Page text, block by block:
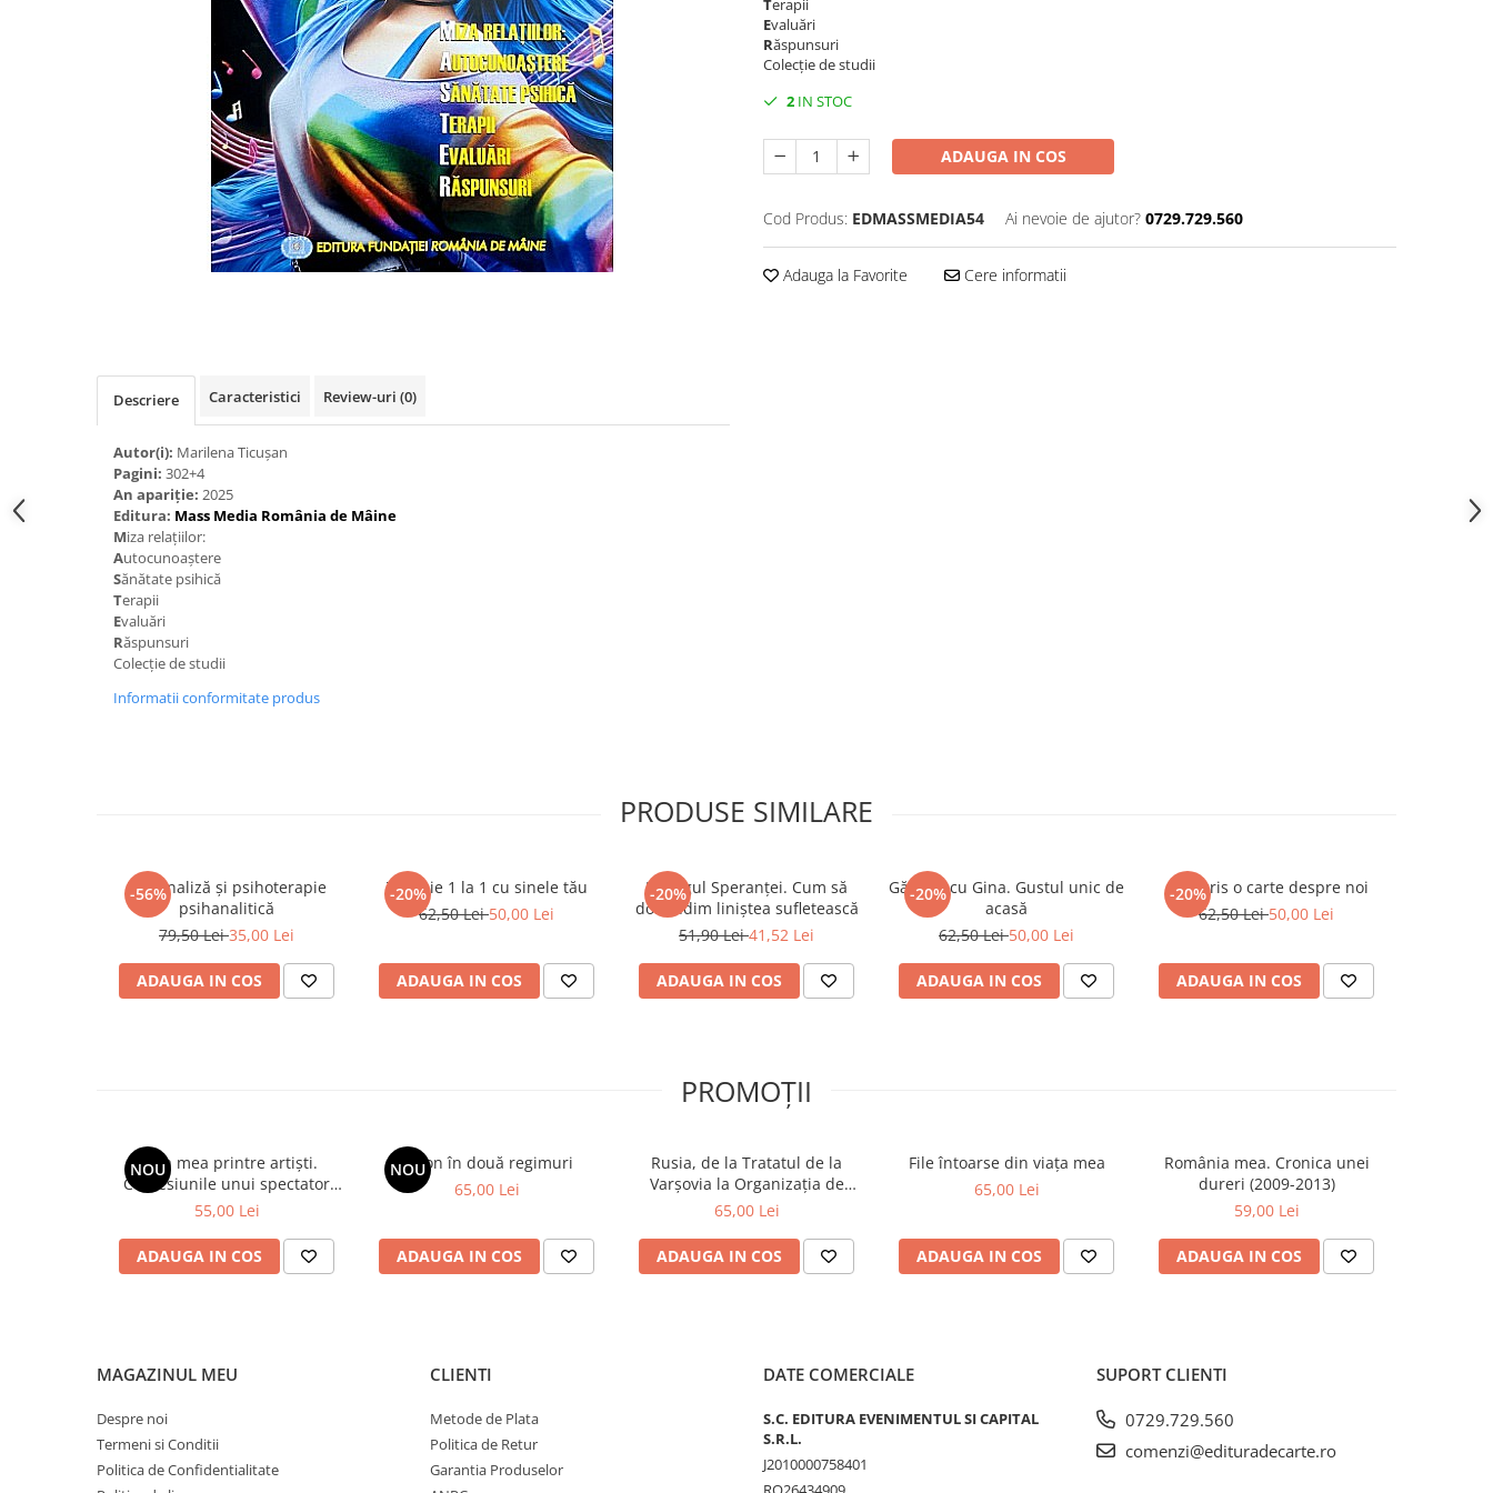
Spiritualitate/Ezoterism
Stiinte/Educatie
Terapii
Evaluări
Răspunsuri
Colecție de studii
2 IN STOC
ADAUGA IN COS
Cod Produs: EDMASSMEDIA54 Ai nevoie de ajutor? 0729.729.560
Adauga la Favorite Cere informatii
Descriere Caracteristici Review-uri (0)
Autor(i): Marilena Ticușan
Pagini: 302+4
An apariție: 2025
Editura: Mass Media România de Mâine
Miza relațiilor:
Autocunoaștere
Sănătate psihică
Terapii
Evaluări
Răspunsuri
Colecție de studii
Informatii conformitate produs
PRODUSE SIMILARE
-56%
Psihanaliză și psihoterapie
psihanalitică
79,50 Lei35,00 Lei
ADAUGA IN COS
-20%
Terapie 1 la 1 cu sinele tău
62,50 Lei50,00 Lei
ADAUGA IN COS
-20%
Dialogul Speranței. Cum să
dobândim liniștea sufletească
51,90 Lei41,52 Lei
ADAUGA IN COS
-20%
Gătește cu Gina. Gustul unic de
acasă
62,50 Lei50,00 Lei
ADAUGA IN COS
-20%
Am scris o carte despre noi
62,50 Lei50,00 Lei
ADAUGA IN COS
PROMOȚII
NOU
Viața mea printre artiști.
Confesiunile unui spectator
fidel
55,00 Lei
ADAUGA IN COS
NOU
Spion în două regimuri
65,00 Lei
ADAUGA IN COS
Rusia, de la Tratatul de la
Varșovia la Organizația de
Cooperare de la Shanghai și
65,00 Lei
ADAUGA IN COS
File întoarse din viața mea
65,00 Lei
ADAUGA IN COS
România mea. Cronica unei
dureri (2009-2013)
59,00 Lei
ADAUGA IN COS
MAGAZINUL MEU
Despre noi
Termeni si Conditii
Politica de Confidentialitate
CLIENTI
Metode de Plata
Politica de Retur
Garantia Produselor
DATE COMERCIALE
S.C. EDITURA EVENIMENTUL SI CAPITAL
S.R.L.
J2010000758401
SUPORT CLIENTI
0729.729.560
comenzi@edituradecarte.ro